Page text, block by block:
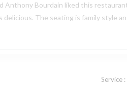
Anthony Bourdain liked this
The seating is family style
Service: